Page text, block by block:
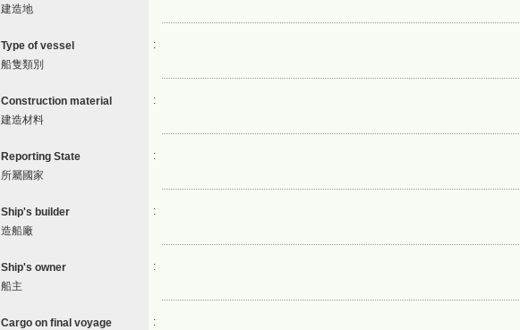
建造地
Type of vessel
船隻類別
:
Construction material
建造材料
:
Reporting State
所屬國家
:
Ship's builder
造船廠
:
Ship's owner
船主
:
Cargo on final voyage
: